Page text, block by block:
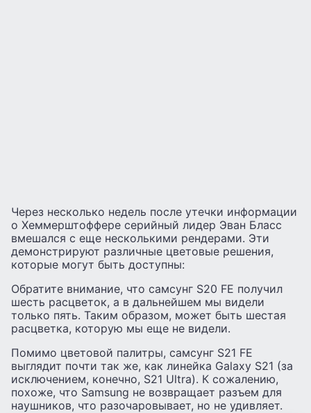
Через несколько недель после утечки информации
о Хеммерштоффере серийный лидер Эван Бласс
вмешался с еще несколькими рендерами. Эти
демонстрируют различные цветовые решения,
которые могут быть доступны:
Обратите внимание, что самсунг S20 FE получил
шесть расцветок, а в дальнейшем мы видели
только пять. Таким образом, может быть шестая
расцветка, которую мы еще не видели.
Помимо цветовой палитры, самсунг S21 FE
выглядит почти так же, как линейка Galaxy S21 (за
исключением, конечно, S21 Ultra). К сожалению,
похоже, что Samsung не возвращает разъем для
наушников, что разочаровывает, но не удивляет.